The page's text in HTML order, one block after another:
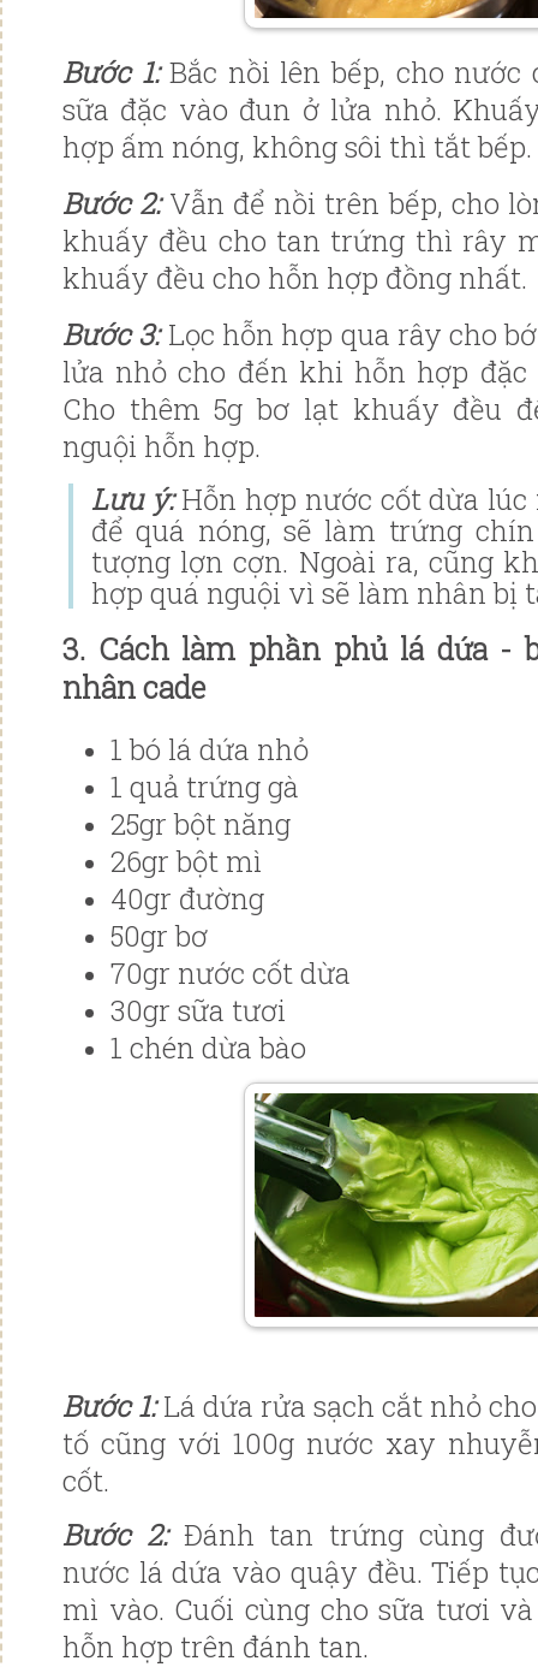
Bước 1:Bắc nồi lên bếp, cho nước
sữa đặc vào đun ở lửa nhỏ.
hợp ấm nóng, không sôi thì tắt bếp.
Bước 2:Vẫn để nồi trên bếp, cho
khuấy đều cho tan trứng thì rây
khuấy đều cho hỗn hợp đồng nhất.
Bước 3:Lọc hỗn hợp qua rây cho
lửa nhỏ cho đến khi hỗn hợp
Cho thêm 5g bơ lạt khuấy đều
nguội hỗn hợp.
Lưu ý:Hỗn hợp nước cốt dừa
để quá nóng, sẽ làm trứng
tượng lợn cợn. Ngoài ra, cũng
hợp quá nguội vì sẽ làm nhân bị
3. Cách làm phần phủ lá dứa -
nhân cade
1 bó lá dứa nhỏ
1 quả trứng gà
25gr bột năng
26gr bột mì
40gr đường
50gr bơ
70gr nước cốt dừa
30gr sữa tươi
1 chén dừa bào
Bước 1️:Lá dứa rửa sạch cắt nhỏ
tố cũng với 100g nước xay
cốt.
Bước 2️: Đánh tan trứng cùng
nước lá dứa vào quậy đều. Tiếp
mì vào. Cuối cùng cho sữa tươi
hỗn hợp trên đánh tan.